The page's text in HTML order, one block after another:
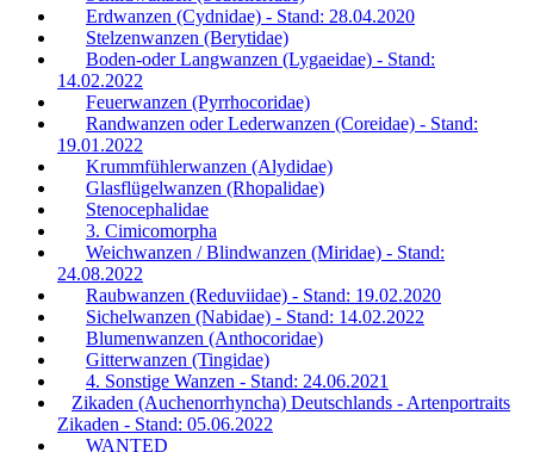
Erdwanzen (Cydnidae) - Stand: 28.04.2020
Stelzenwanzen (Berytidae)
Boden-oder Langwanzen (Lygaeidae) - Stand:
14.02.2022
Feuerwanzen (Pyrrhocoridae)
Randwanzen oder Lederwanzen (Coreidae) - Stand:
19.01.2022
Krummfühlerwanzen (Alydidae)
Glasflügelwanzen (Rhopalidae)
Stenocephalidae
3. Cimicomorpha
Weichwanzen / Blindwanzen (Miridae) - Stand:
24.08.2022
Raubwanzen (Reduviidae) - Stand: 19.02.2020
Sichelwanzen (Nabidae) - Stand: 14.02.2022
Blumenwanzen (Anthocoridae)
Gitterwanzen (Tingidae)
4. Sonstige Wanzen - Stand: 24.06.2021
Zikaden (Auchenorrhyncha) Deutschlands - Artenportraits
Zikaden - Stand: 05.06.2022
WANTED